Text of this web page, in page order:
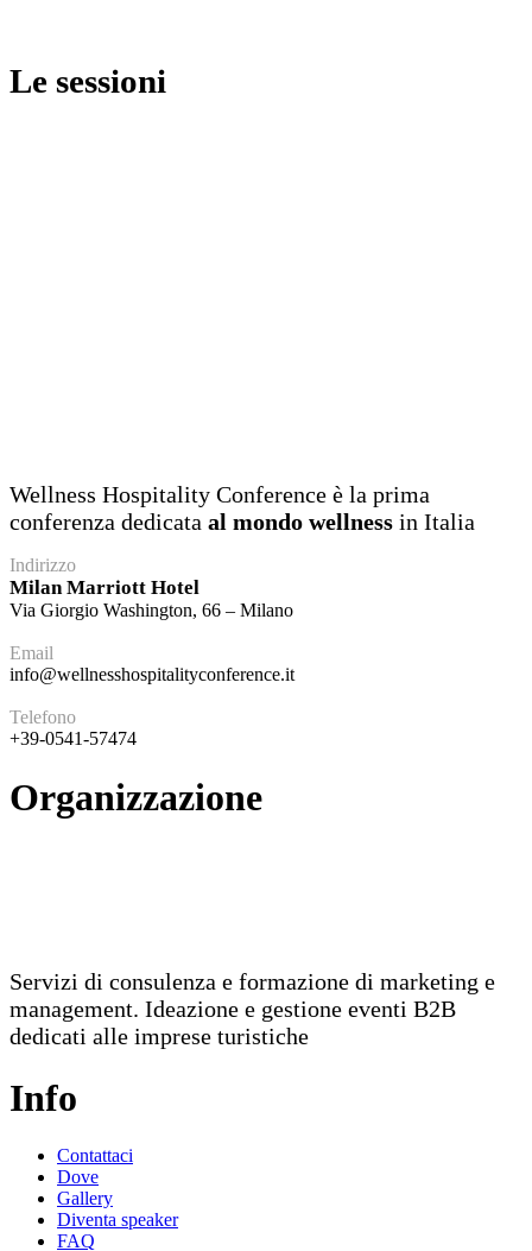
Le sessioni
Wellness Hospitality Conference è la prima
conferenza dedicata al mondo wellness in Italia
Indirizzo
Milan Marriott Hotel
Via Giorgio Washington, 66 – Milano
Email
info@wellnesshospitalityconference.it
Telefono
+39-0541-57474
Organizzazione
Servizi di consulenza e formazione di marketing e
management. Ideazione e gestione eventi B2B
dedicati alle imprese turistiche
Info
Contattaci
Dove
Gallery
Diventa speaker
FAQ